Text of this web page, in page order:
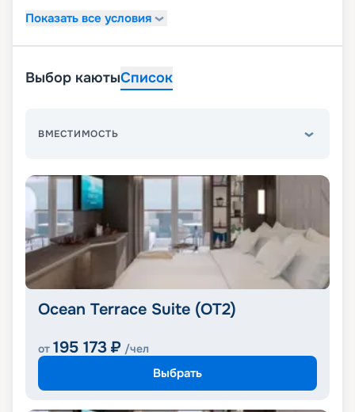
Показать все условия
Выбор каютыСписок
ВМЕСТИМОСТЬ
Ocean Terrace Suite (OT2)
от 195 173 ₽ /чел
Выбрать